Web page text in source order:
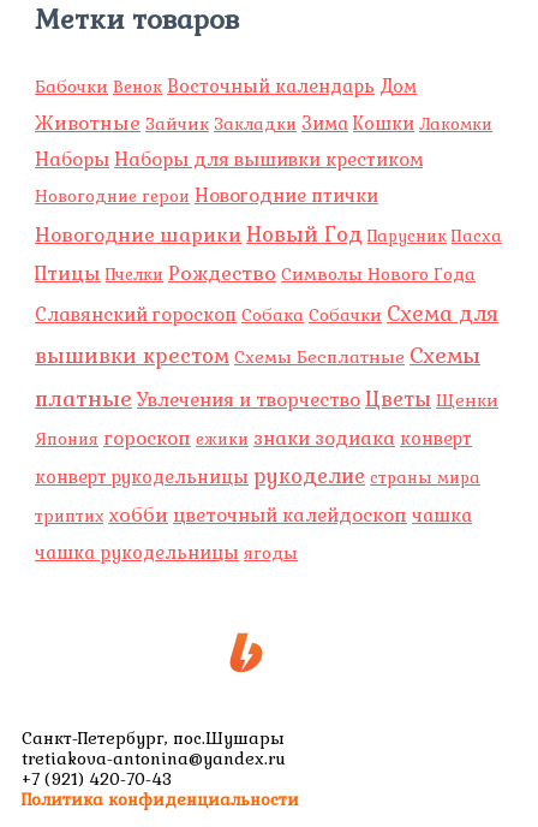
Метки товаров
Бабочки Венок Восточный календарь Дом
Животные Зайчик Закладки Зима Кошки Лакомки
Наборы Наборы для вышивки крестиком
Новогодние герои Новогодние птички
Новогодние шарики Новый Год Парусник Пасха
Птицы Пчелки Рождество Символы Нового Года
Славянский гороскоп Собака Собачки Схема для
вышивки крестом Схемы Бесплатные Схемы
платные Увлечения и творчество Цветы Щенки
Япония гороскоп ежики знаки зодиака конверт
конверт рукодельницы рукоделие страны мира
триптих хобби цветочный калейдоскоп чашка
чашка рукодельницы ягоды
h
a
k n
v
Санкт-Петербург, пос.Шушары
tretiakova-antonina@yandex.ru
+7 (921) 420-70-43
Политика конфиденциальности